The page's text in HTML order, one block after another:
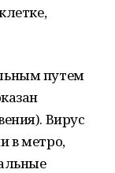
путем
Вирус
в метро,